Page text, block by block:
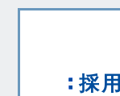
採